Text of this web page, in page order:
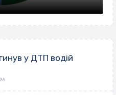
у ДТП водій